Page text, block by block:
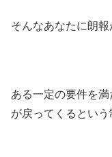
そんなあなたに朗報
ある一定の要件を
が戻ってくるという